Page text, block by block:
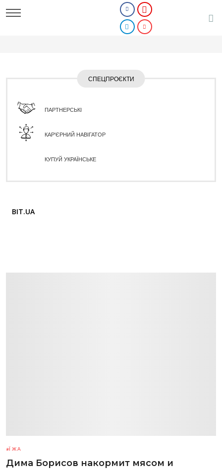
СПЕЦПРОЄКТИ
ПАРТНЕРСЬКІ
КАР'ЄРНИЙ НАВІГАТОР
КУПУЙ УКРАЇНСЬКЕ
BIT.UA
ЇЖА
Дима Борисов накормит мясом и